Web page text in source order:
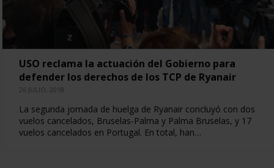
USO reclama la actuación del Gobierno para
defender los derechos de los TCP de Ryanair
26 JULIO, 2018
La segunda jornada de huelga de Ryanair concluyó con dos
vuelos cancelados, Bruselas-Palma y Palma Bruselas, y 17
vuelos cancelados en Portugal. En total, han…